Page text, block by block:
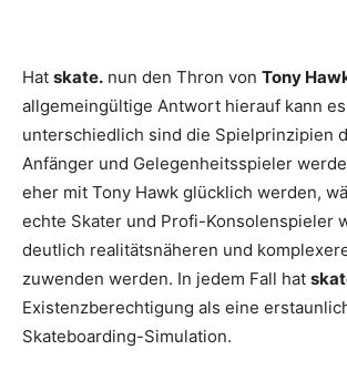
Hat skate. nun den Thron von Tony
allgemeingültige Antwort hierauf kann
unterschiedlich sind die Spielprinzipien
Anfänger und Gelegenheitsspieler
eher mit Tony Hawk glücklich werden,
echte Skater und Profi-Konsolenspieler
deutlich realitätsnäheren und
zuwenden werden. In jedem Fall hat
Existenzberechtigung als eine
Skateboarding-Simulation.